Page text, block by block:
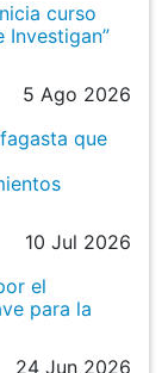
curso
Investigan”
5 Ago 2026
que
10 Jul 2026
el
para la
24 Jun 2026